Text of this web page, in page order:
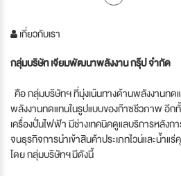
เกี่ยวกับเรา
กลุ่มบริษัท เจียมพัฒนาพลังงาน กรุ๊ป จำกัด
คือ กลุ่มบริษัทฯ ที่มุ่งเน้นทางด้านพลังงานท
พลังงานทดแทนในรูปแบบของก๊าซชีวภาพ อีกทั้
เครื่องปั่นไฟฟ้า มีช่างเทคนิคดูแลบริการหลัง
จนธุรกิจการนำเข้าสินค้าประเภทไวน์และน้ำ
โดย กลุ่มบริษัทฯ มีดังนี้